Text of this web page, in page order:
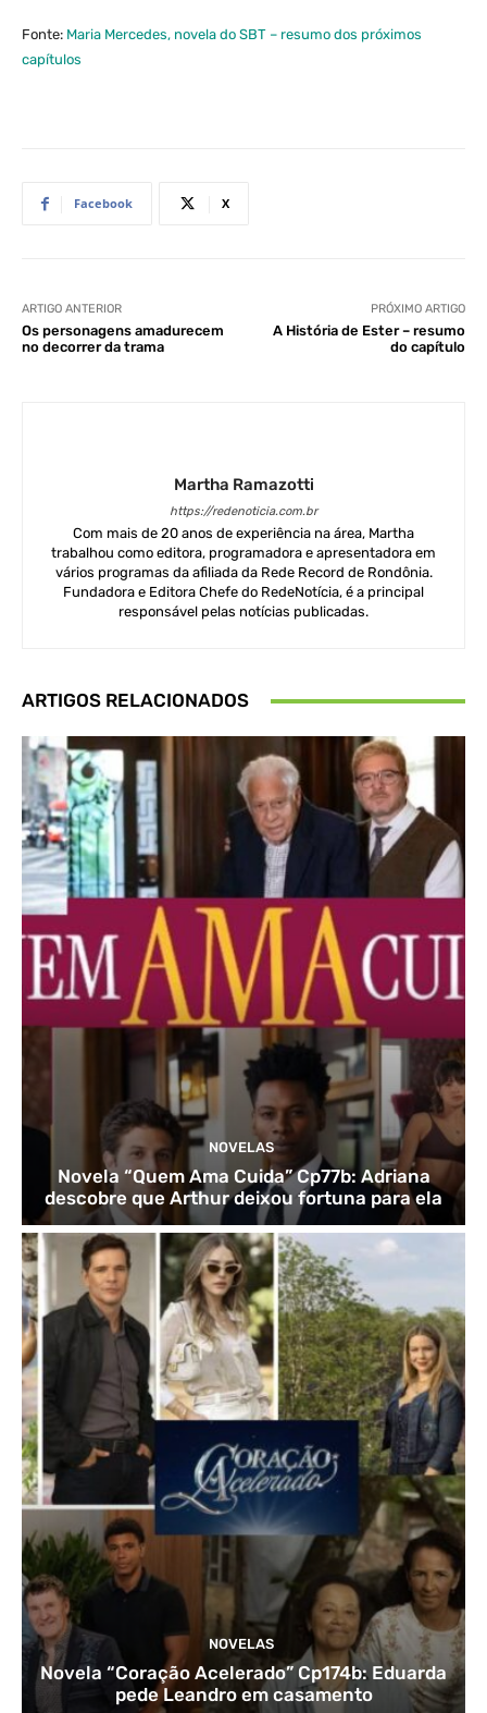
Fonte: Maria Mercedes, novela do SBT – resumo dos próximos
capítulos
Facebook X
ARTIGO ANTERIOR
Os personagens amadurecem
no decorrer da trama
PRÓXIMO ARTIGO
A História de Ester – resumo
do capítulo
Martha Ramazotti
https://redenoticia.com.br
Com mais de 20 anos de experiência na área, Martha
trabalhou como editora, programadora e apresentadora em
vários programas da afiliada da Rede Record de Rondônia.
Fundadora e Editora Chefe do RedeNotícia, é a principal
responsável pelas notícias publicadas.
ARTIGOS RELACIONADOS
NOVELAS
Novela “Quem Ama Cuida” Cp77b: Adriana
descobre que Arthur deixou fortuna para ela
NOVELAS
Novela “Coração Acelerado” Cp174b: Eduarda
pede Leandro em casamento